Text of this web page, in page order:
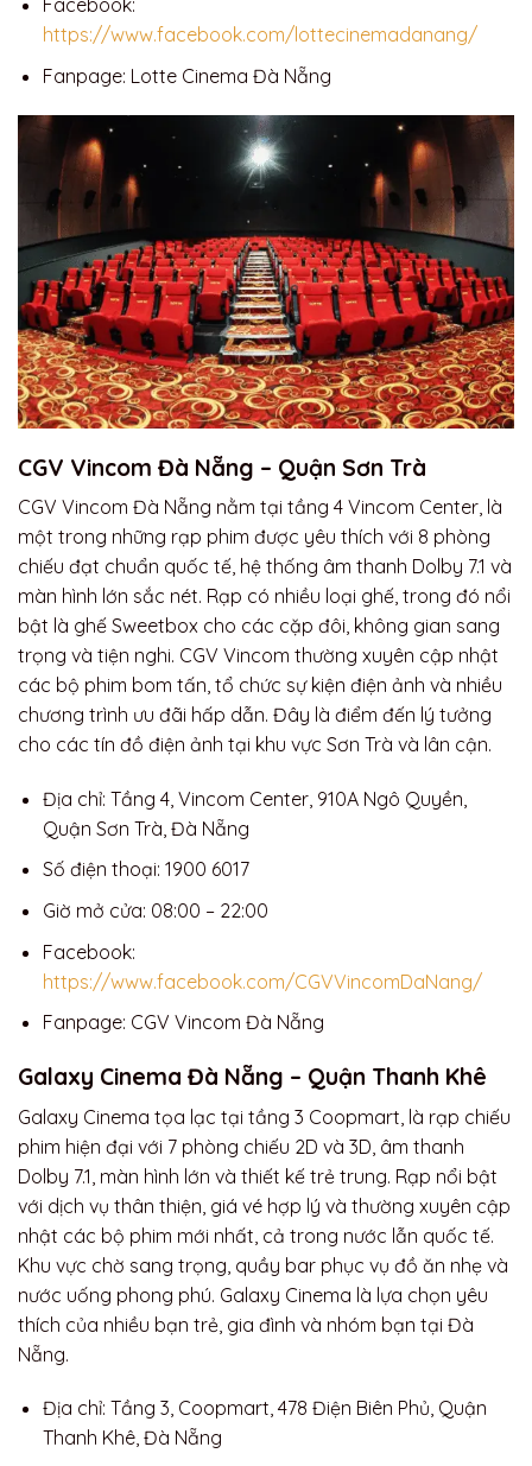
Facebook:
https://www.facebook.com/lottecinemadanang/
Fanpage: Lotte Cinema Đà Nẵng
CGV Vincom Đà Nẵng – Quận Sơn Trà
CGV Vincom Đà Nẵng nằm tại tầng 4 Vincom Center, là
một trong những rạp phim được yêu thích với 8 phòng
chiếu đạt chuẩn quốc tế, hệ thống âm thanh Dolby 7.1 và
màn hình lớn sắc nét. Rạp có nhiều loại ghế, trong đó nổi
bật là ghế Sweetbox cho các cặp đôi, không gian sang
trọng và tiện nghi. CGV Vincom thường xuyên cập nhật
các bộ phim bom tấn, tổ chức sự kiện điện ảnh và nhiều
chương trình ưu đãi hấp dẫn. Đây là điểm đến lý tưởng
cho các tín đồ điện ảnh tại khu vực Sơn Trà và lân cận.
Địa chỉ: Tầng 4, Vincom Center, 910A Ngô Quyền,
Quận Sơn Trà, Đà Nẵng
Số điện thoại: 1900 6017
Giờ mở cửa: 08:00 – 22:00
Facebook:
https://www.facebook.com/CGVVincomDaNang/
Fanpage: CGV Vincom Đà Nẵng
Galaxy Cinema Đà Nẵng – Quận Thanh Khê
Galaxy Cinema tọa lạc tại tầng 3 Coopmart, là rạp chiếu
phim hiện đại với 7 phòng chiếu 2D và 3D, âm thanh
Dolby 7.1, màn hình lớn và thiết kế trẻ trung. Rạp nổi bật
với dịch vụ thân thiện, giá vé hợp lý và thường xuyên cập
nhật các bộ phim mới nhất, cả trong nước lẫn quốc tế.
Khu vực chờ sang trọng, quầy bar phục vụ đồ ăn nhẹ và
nước uống phong phú. Galaxy Cinema là lựa chọn yêu
thích của nhiều bạn trẻ, gia đình và nhóm bạn tại Đà
Nẵng.
Địa chỉ: Tầng 3, Coopmart, 478 Điện Biên Phủ, Quận
Thanh Khê, Đà Nẵng